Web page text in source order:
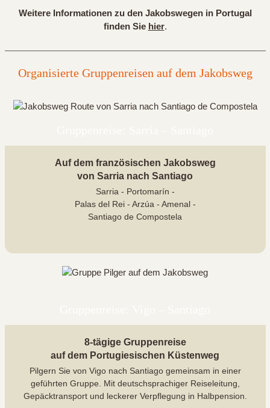
Weitere Informationen zu den Jakobswegen in Portugal
finden Sie hier.
Organisierte Gruppenreisen auf dem Jakobsweg
Auf dem französischen Jakobsweg
von Sarria nach Santiago
Sarria - Portomarín -
Palas del Rei - Arzúa - Amenal -
Santiago de Compostela
8-tägige Gruppenreise
auf dem Portugiesischen Küstenweg
Pilgern Sie von Vigo nach Santiago gemeinsam in einer
geführten Gruppe. Mit deutschsprachiger Reiseleitung,
Gepäcktransport und leckerer Verpflegung in Halbpension.